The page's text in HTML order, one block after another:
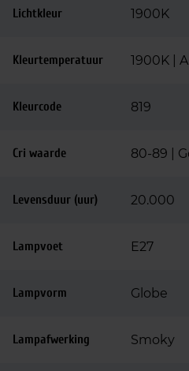
Lichtkleur 1900K
Kleurtemperatuur 1900K |
Kleurcode 819
Cri waarde 80-89 |
Levensduur (uur) 20.000
Lampvoet E27
Lampvorm Globe
Lampafwerking Smoky